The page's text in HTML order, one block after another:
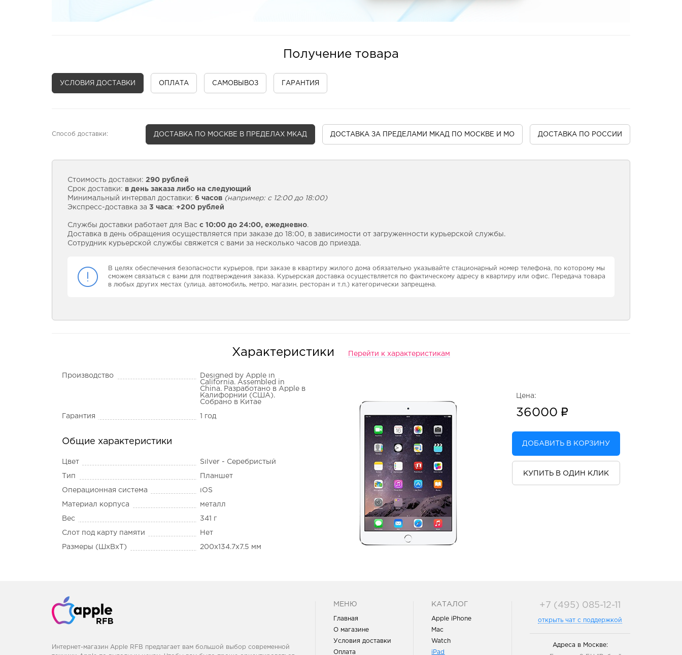
Получение товара
УСЛОВИЯ ДОСТАВКИ ОПЛАТА САМОВЫВОЗ ГАРАНТИЯ
Способ доставки: ДОСТАВКА ПО МОСКВЕ В ПРЕДЕЛАХ МКАД ДОСТАВКА ЗА ПРЕДЕЛАМИ МКАД ПО МОСКВЕ И МО ДОСТАВКА ПО РОССИИ
Стоимость доставки: 290 рублей
Срок доставки: в день заказа либо на следующий
Минимальный интервал доставки: 6 часов (например: с 12:00 до 18:00)
Экспресс-доставка за 3 часа: +200 рублей
Службы доставки работает для Вас с 10:00 до 24:00, ежедневно.
Доставка в день обращения осуществляется при заказе до 18:00, в зависимости от загруженности курьерской службы.
Сотрудник курьерской службы свяжется с вами за несколько часов до приезда.
В целях обеспечения безопасности курьеров, при заказе в квартиру жилого дома обязательно указывайте стационарный номер телефона, по которому мы
сможем связаться с вами для подтверждения заказа. Курьерская доставка осуществляется по фактическому адресу в квартиру или офис. Передача товара
в любых других местах (улица, автомобиль, метро, магазин, ресторан и т.п.) категорически запрещена.
Характеристики Перейти к характеристикам
Производство
Designed by Apple in
California. Assembled in
China. Разработано в Apple в
Калифорнии (США).
Собрано в Китае
Гарантия 1 год
Общие характеристики
Цвет Silver - Серебристый
Тип Планшет
Операционная система iOS
Материал корпуса металл
Вес 341 г
Слот под карту памяти Нет
Размеры (ШxВxТ) 200x134.7x7.5 мм
Цена:
36000
ДОБАВИТЬ В КОРЗИНУ
КУПИТЬ В ОДИН КЛИК
Интернет-магазин Apple RFB предлагает вам большой выбор современной
МЕНЮ
Главная
О магазине
Условия доставки
Оплата
КАТАЛОГ
Apple iPhone
Mac
Watch
iPad
+7 (495) 085-12-11
открыть чат с поддержкой
Адреса в Москве: